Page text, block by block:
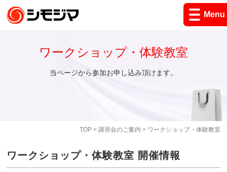
Menu
TOP> 講習会のご案内 > ワークショップ・体験教室
ワークショップ・体験教室
当ページから参加お申し込み頂けます。
ワークショップ・体験教室 開催情報